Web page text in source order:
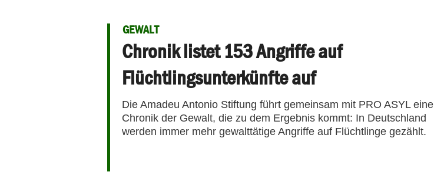
GEWALT
Chronik listet 153 Angriffe auf
Flüchtlingsunterkünfte auf
Die Amadeu Antonio Stiftung führt gemeinsam mit PRO ASYL eine
Chronik der Gewalt, die zu dem Ergebnis kommt: In Deutschland
werden immer mehr gewalttätige Angriffe auf Flüchtlinge gezählt.